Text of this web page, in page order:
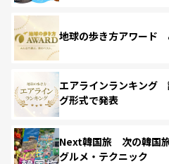
地球の歩き方アワード
エアラインランキング
グ形式で発表
Next韓国旅 次の韓国旅
グルメ・テクニック